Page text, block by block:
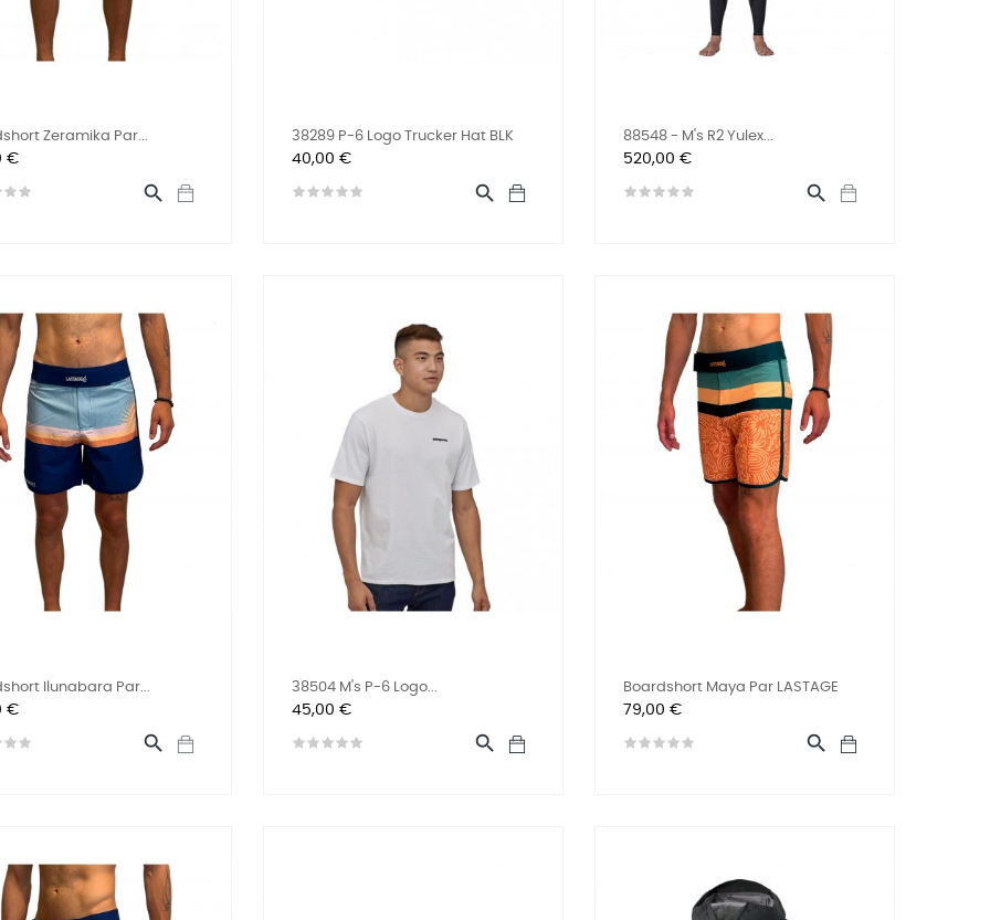
Zeramika Par...
€

38289 P-6 Logo Trucker Hat BLK
Prix
40,00 €

88548 - M's R2 Yulex...
Prix
520,00 €

Ilunabara Par...
€

38504 M's P-6 Logo...
Prix
45,00 €

Boardshort Maya Par LASTAGE
Prix
79,00 €
